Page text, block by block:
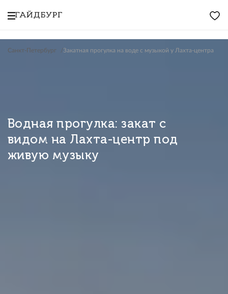
Санкт-Петербург Закатная прогулка на воде с музыкой у Лахта-центра
Водная прогулка: закат с
видом на Лахта-центр под
живую музыку